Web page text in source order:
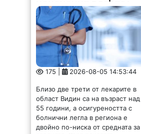
Близо две трети от лекарите в
област Видин са на възраст над
55 години, а осигуреността с
болнични легла в региона е
двойно по-ниска от средната за
страната. Това показват...
Жена от Враца си
търси работа-
почистване на
входове